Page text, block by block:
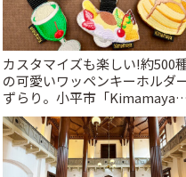
カスタマイズも楽しい!約500
の可愛いワッペンキーホルダ
ずらり。小平市「Kimamaya
T&K」 | ことりっぷ